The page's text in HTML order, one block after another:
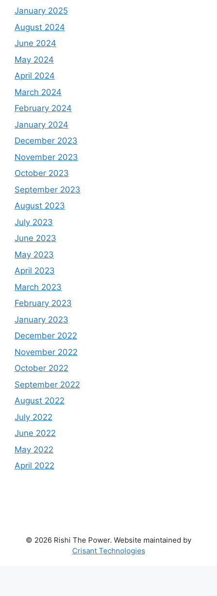
January 2025
August 2024
June 2024
May 2024
April 2024
March 2024
February 2024
January 2024
December 2023
November 2023
October 2023
September 2023
August 2023
July 2023
June 2023
May 2023
April 2023
March 2023
February 2023
January 2023
December 2022
November 2022
October 2022
September 2022
August 2022
July 2022
June 2022
May 2022
April 2022
© 2026 Rishi The Power. Website maintained by
Crisant Technologies